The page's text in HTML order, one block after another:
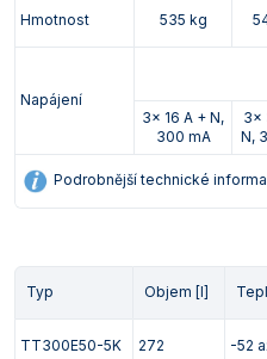
Hmotnost 535 kg
Napájení
3x 16 A + N,
300 mA
3x
N,
Podrobnější technické
Typ Objem [l]
TT300E50-5K 272 -52